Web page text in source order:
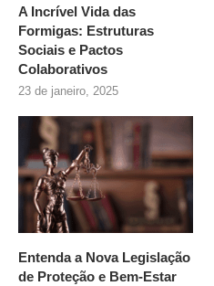
A Incrível Vida das
Formigas: Estruturas
Sociais e Pactos
Colaborativos
23 de janeiro, 2025
Entenda a Nova Legislação
de Proteção e Bem-Estar